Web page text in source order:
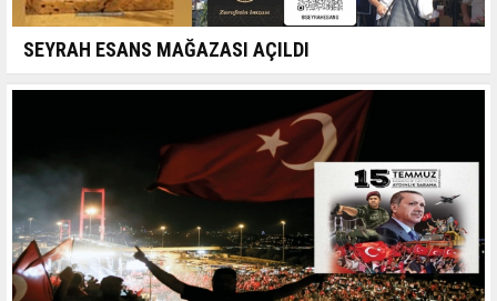
SEYRAH ESANS MAĞAZASI AÇILDI